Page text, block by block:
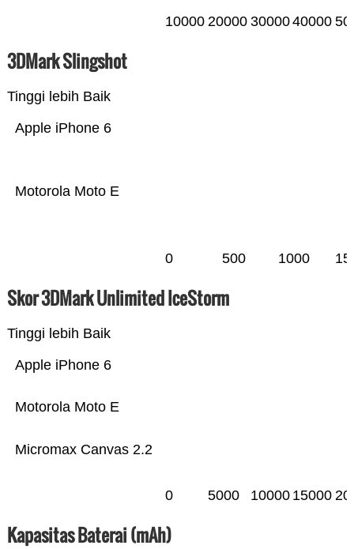
10000 20000 3000040000
3DMark Slingshot
Tinggi lebih Baik
Motorola Moto E
Apple iPhone 6
0 500 1000
Skor 3DMark Unlimited IceStorm
Tinggi lebih Baik
Micromax Canvas 2.2
Motorola Moto E
Apple iPhone 6
0 5000 10000 15000
Kapasitas Baterai (mAh)